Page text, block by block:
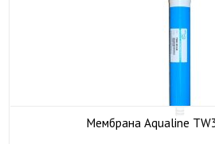
Мембрана Aqualine